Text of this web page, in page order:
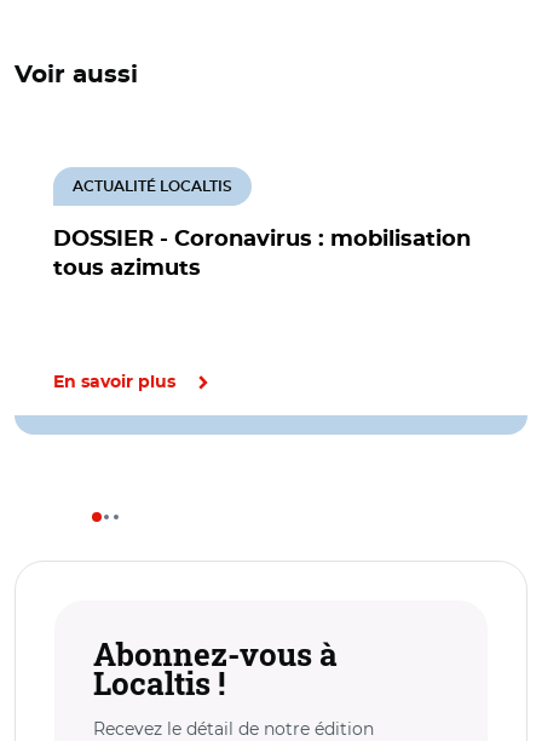
Voir aussi
DOSSIER - Coronavirus : mobilisation
tous azimuts
ACTUALITÉ LOCALTIS
En savoir plus
Abonnez-vous à
Localtis !
Recevez le détail de notre édition